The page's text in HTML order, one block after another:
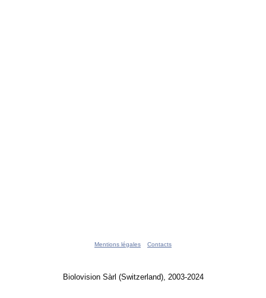
Mentions légales Contacts
Biolovision Sàrl (Switzerland), 2003-2024